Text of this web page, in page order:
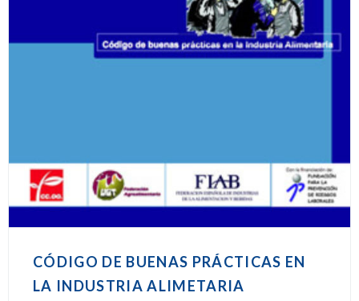
CÓDIGO DE BUENAS PRÁCTICAS EN
LA INDUSTRIA ALIMETARIA